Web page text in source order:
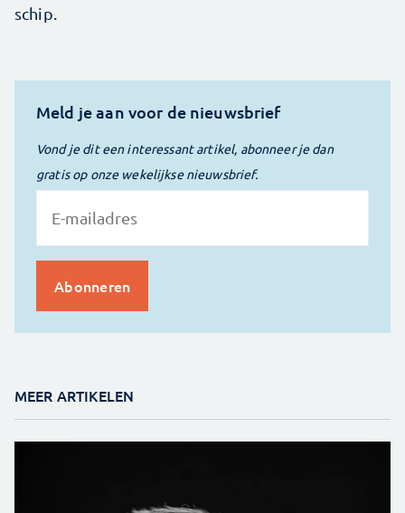
schip.
Meld je aan voor de nieuwsbrief
Vond je dit een interessant artikel, abonneer je dan
gratis op onze wekelijkse nieuwsbrief.
MEER ARTIKELEN